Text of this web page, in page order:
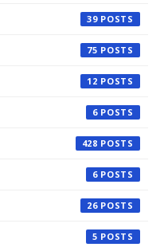
39
75
12
6
428
6
26
5